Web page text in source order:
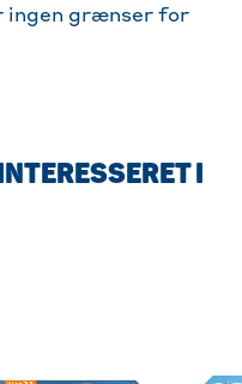
ingen grænser for
I